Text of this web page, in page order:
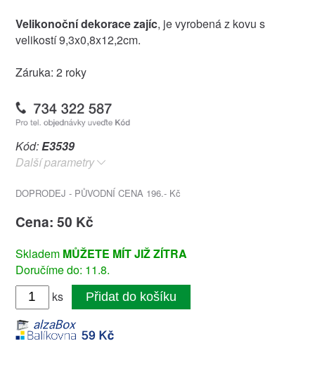
Velikonoční dekorace zajíc, je vyrobená z kovu s
velikostí 9,3x0,8x12,2cm.
Záruka: 2 roky
Kód:E3539
Další parametry
DOPRODEJ - PŮVODNÍ CENA 196.- Kč
Cena: 50 Kč
Skladem MŮŽETE MÍT JIŽ ZÍTRA
Doručíme do: 11.8.
ks
Přidat do košíku